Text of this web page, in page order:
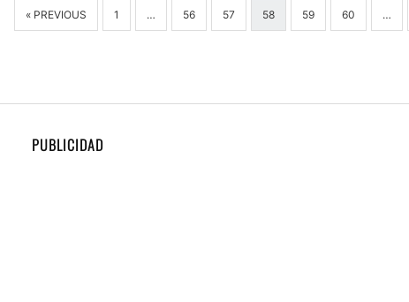
« PREVIOUS 1 … 56 57 58 59 60 …
PUBLICIDAD